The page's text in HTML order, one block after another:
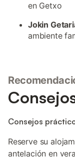
en Getxo
Jokin
ambiente
Consejos
Reserve su
antelación en